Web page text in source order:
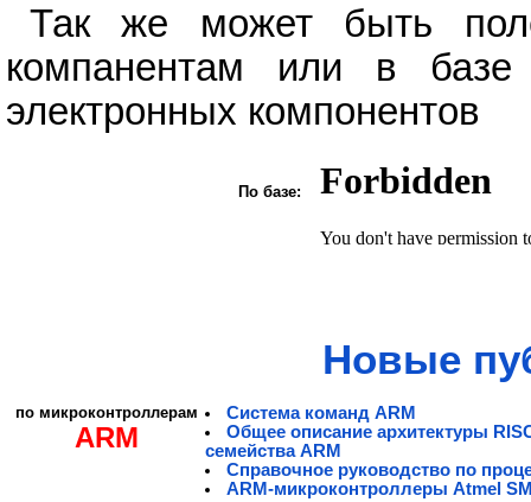
Так же может быть
компанентам или в базе
электронных компонентов
По базе:
Новые
по микроконтроллерам
ARM
Система команд ARM
Общее описание архитектуры
семейства ARM
Справочное руководство по
ARM-микроконтроллеры Atmel